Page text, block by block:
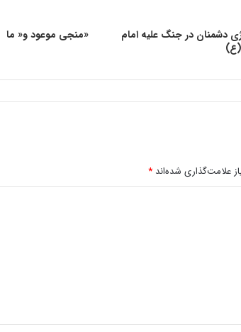
دشمنان در جنگ علیه امام
«منجى موعود و« ما
علامت‌گذاری شده‌اند *